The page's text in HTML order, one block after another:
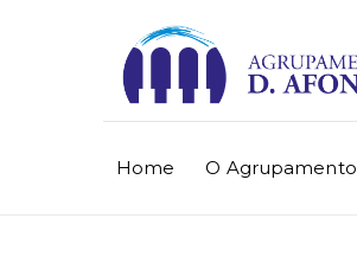
Home O Agrupamento